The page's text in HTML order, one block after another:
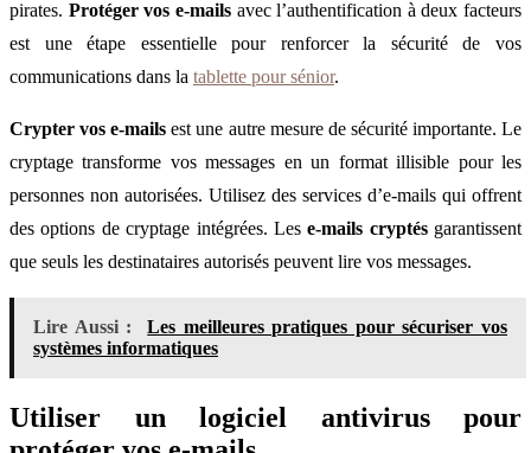
pirates. Protéger vos e-mailsavec l’authentification à deux facteurs
est une étape essentielle pour renforcer la sécurité de vos
communications dans la tablette pour sénior.
Crypter vos e-mails est une autre mesure de sécurité importante. Le
cryptage transforme vos messages en un format illisible pour les
personnes non autorisées. Utilisez des services d’e-mails qui offrent
des options de cryptage intégrées. Lese-mails cryptésgarantissent
que seuls les destinataires autorisés peuvent lire vos messages.
Lire Aussi :
Les meilleures pratiques pour sécuriser vos
systèmes informatiques
Utiliser un logiciel antivirus pour